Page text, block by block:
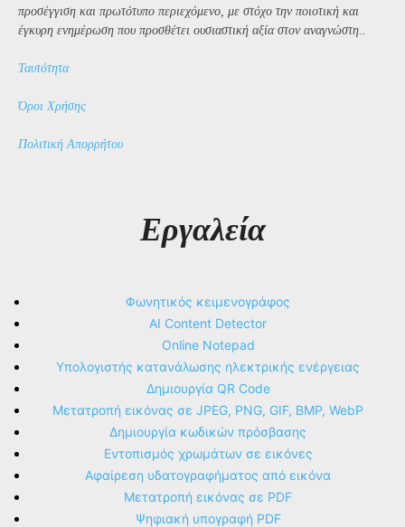
προσέγγιση και πρωτότυπο περιεχόμενο, με στόχο την ποιοτική και
έγκυρη ενημέρωση που προσθέτει ουσιαστική αξία στον αναγνώστη..
Ταυτότητα
Όροι Χρήσης
Πολιτική Απορρήτου
Εργαλεία
Φωνητικός κειμενογράφος
AI Content Detector
Online Notepad
Υπολογιστής κατανάλωσης ηλεκτρικής ενέργειας
Δημιουργία QR Code
Μετατροπή εικόνας σε JPEG, PNG, GIF, BMP, WebP
Δημιουργία κωδικών πρόσβασης
Εντοπισμός χρωμάτων σε εικόνες
Αφαίρεση υδατογραφήματος από εικόνα
Μετατροπή εικόνας σε PDF
Ψηφιακή υπογραφή PDF